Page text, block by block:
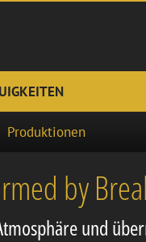
Produktionen
by
und